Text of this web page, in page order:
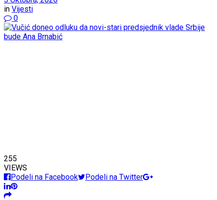
in Vijesti
0
255
VIEWS
Podeli na Facebook
Podeli na Twitter